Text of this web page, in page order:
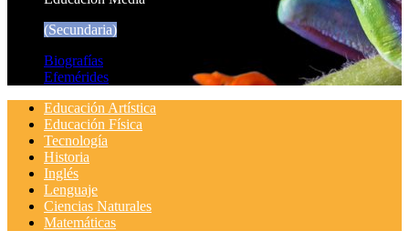
(Secundaria)
Biografías
Efemérides
Educación Artística
Educación Física
Tecnología
Historia
Inglés
Lenguaje
Ciencias Naturales
Matemáticas